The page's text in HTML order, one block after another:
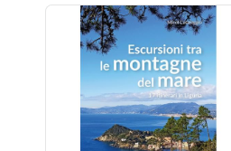
FINANZIARIA CAT. C-
D. MANUALE TEORIA
E QUIZ SUDDIVISI PER
CIASCUN CAPITOLO
2024